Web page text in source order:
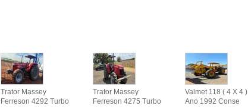
Trator Massey
Ferreson 4292 Turbo
Trator Massey
Ferreson 4275 Turbo
Valmet 118 ( 4 X 4 )
Ano 1992 Conse